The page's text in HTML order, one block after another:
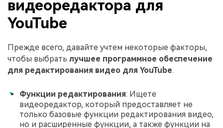
видеоредактора для
YouTube
Прежде всего, давайте учтем некоторые факторы,
чтобы выбрать лучшее программное обеспечение
для редактирования видео для YouTube.
Функции редактирования: Ищете
видеоредактор, который предоставляет не
только базовые функции редактирования видео,
но и расширенные функции, а также функции на